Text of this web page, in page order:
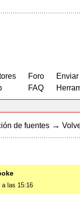
Foro
FAQ
de fuentes →
a las 15:16